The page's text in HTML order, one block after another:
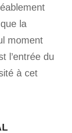
la
moment
l’entrée du
à cet